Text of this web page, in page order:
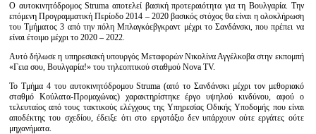
Ο αυτοκινητόδρομος Struma αποτελεί βασική προτεραιότητα για τη Βουλγαρία. Την
επόμενη Προγραμματική Περίοδο 2014 – 2020 βασικός στόχος θα είναι η ολοκλήρωση
του Τμήματος 3 από την πόλη Μπλαγκόεβγκραντ μέχρι το Σανδάνσκι, που πρέπει να
είναι έτοιμο μέχρι το 2020 – 2022.
Αυτό δήλωσε η υπηρεσιακή υπουργός Μεταφορών Νικολίνα Αγγέλκοβα στην εκπομπή
«Γεια σου, Βουλγαρία!» του τηλεοπτικού σταθμού Nova TV.
Το Τμήμα 4 του αυτοκινητόδρομου Struma (από το Σανδάνσκι μέχρι τον μεθοριακό
σταθμό Κούλατα-Προμαχώνας) χαρακτηρίστηκε έργο υψηλού κινδύνου, αφού ο
τελευταίος από τους τακτικούς ελέγχους της Υπηρεσίας Οδικής Υποδομής που είναι
αποδέκτης του σχεδίου, έδειξε ότι στο εργοτάξιο δεν υπάρχουν ούτε εργάτες ούτε
μηχανήματα.